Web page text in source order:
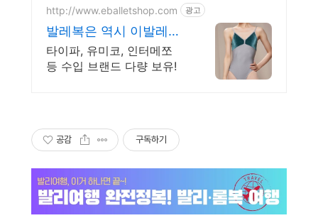
http://www.eballetshop.com 광고
발레복은 역시 이발레샵
해외발레복 브랜드 최다
보유
타이파, 유미코, 인터메쪼
등 수입 브랜드 다량 보유!
공감 구독하기